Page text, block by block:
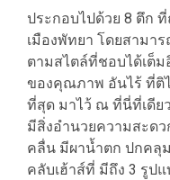
ประกอบไปด้วย 8 ตึก ที่
เมืองพัทยา โดยสามา
ตามสไตล์ที่ชอบได้เต็ม
ของคุณภาพ อันไร้ ที่ติ
ที่สุด มาไว้ ณ ที่นี่ที่เดี
มีสิ่งอํานวยความสะดว
คลื่น มีผาน้ำตก ปกคลุ
คลับเฮ้าส์ที่ มีถึง 3 รูป